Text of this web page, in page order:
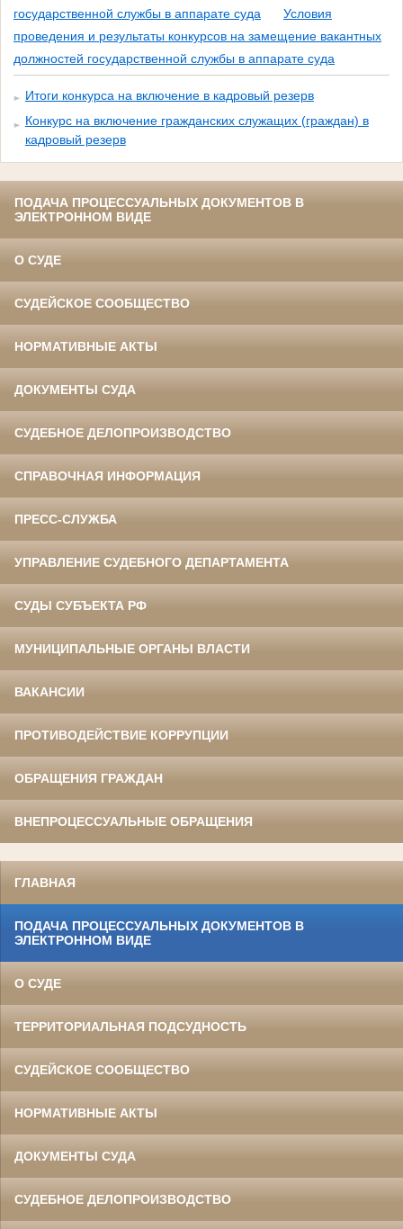
государственной службы в аппарате суда
Условия
проведения и результаты конкурсов на замещение вакантных
должностей государственной службы в аппарате суда
Итоги конкурса на включение в кадровый резерв
Конкурс на включение гражданских служащих (граждан) в
кадровый резерв
ПОДАЧА ПРОЦЕССУАЛЬНЫХ ДОКУМЕНТОВ В
ЭЛЕКТРОННОМ ВИДЕ
О СУДЕ
СУДЕЙСКОЕ СООБЩЕСТВО
НОРМАТИВНЫЕ АКТЫ
ДОКУМЕНТЫ СУДА
СУДЕБНОЕ ДЕЛОПРОИЗВОДСТВО
СПРАВОЧНАЯ ИНФОРМАЦИЯ
ПРЕСС-СЛУЖБА
УПРАВЛЕНИЕ СУДЕБНОГО ДЕПАРТАМЕНТА
СУДЫ СУБЪЕКТА РФ
МУНИЦИПАЛЬНЫЕ ОРГАНЫ ВЛАСТИ
ВАКАНСИИ
ПРОТИВОДЕЙСТВИЕ КОРРУПЦИИ
ОБРАЩЕНИЯ ГРАЖДАН
ВНЕПРОЦЕССУАЛЬНЫЕ ОБРАЩЕНИЯ
ГЛАВНАЯ
ПОДАЧА ПРОЦЕССУАЛЬНЫХ ДОКУМЕНТОВ В
ЭЛЕКТРОННОМ ВИДЕ
О СУДЕ
ТЕРРИТОРИАЛЬНАЯ ПОДСУДНОСТЬ
СУДЕЙСКОЕ СООБЩЕСТВО
НОРМАТИВНЫЕ АКТЫ
ДОКУМЕНТЫ СУДА
СУДЕБНОЕ ДЕЛОПРОИЗВОДСТВО